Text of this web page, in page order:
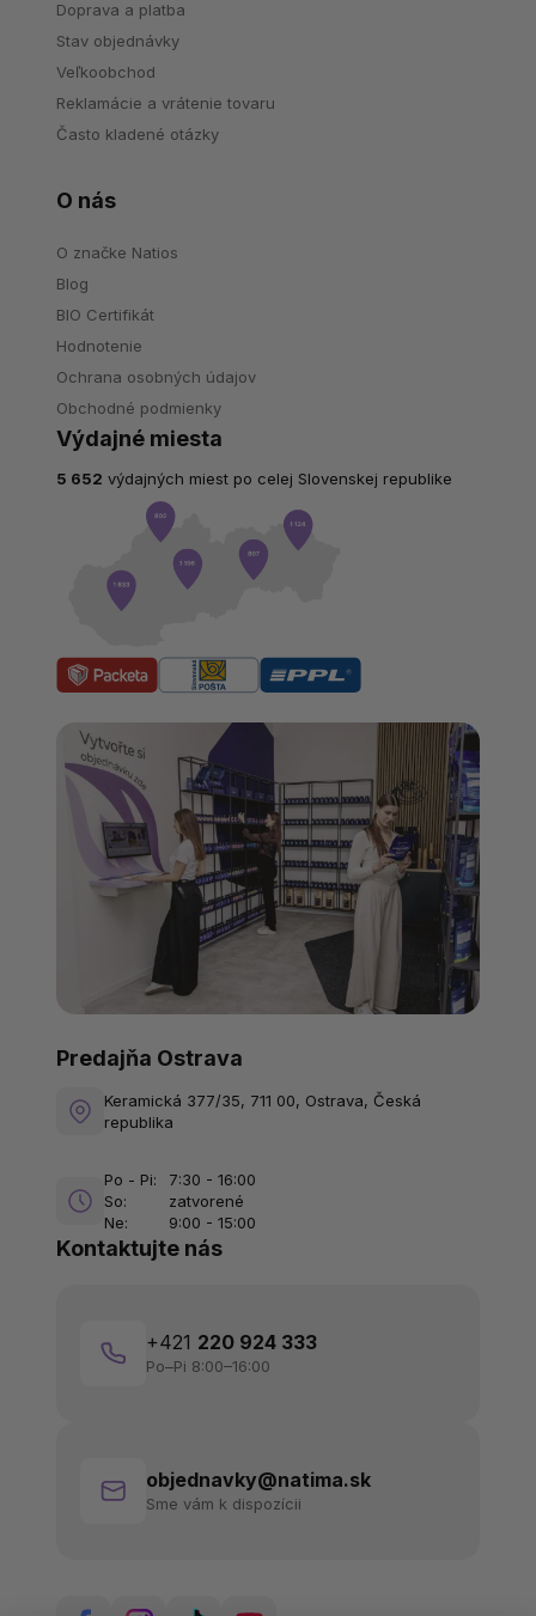
Doprava a platba
Stav objednávky
Veľkoobchod
Reklamácie a vrátenie tovaru
Často kladené otázky
O nás
O značke Natios
Blog
BIO Certifikát
Hodnotenie
Ochrana osobných údajov
Obchodné podmienky
Kontaktujte nás
+421 220 924 333
Po–Pi 8:00–16:00
objednavky@natima.sk
Sme vám k dispozícii
Predajňa Ostrava
Keramická 377/35, 711 00, Ostrava, Česká
republika
Po - Pi:
7:30 - 16:00
So:
zatvorené
Ne:
9:00 - 15:00
Výdajné miesta
5 652 výdajných miest po celej Slovenskej republike